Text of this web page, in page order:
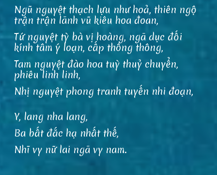
Ngũ nguyệt thạch lựu như hoả, thiên ngộ
trận trận lãnh vũ kiêu hoa đoan,
Tứ nguyệt tỳ bà vị hoàng, ngã dục đối
kính tâm ý loạn, cấp thông thông,
Tam nguyệt đào hoa tuỳ thuỷ chuyển,
phiêu linh linh,
Nhị nguyệt phong tranh tuyến nhi đoạn,
Y, lang nha lang,
Ba bất đắc hạ nhất thế,
Nhĩ vy nữ lai ngã vy nam.